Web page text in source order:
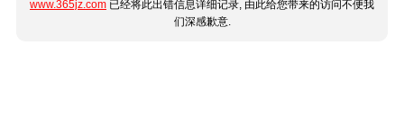
www.365jz.com 已经将此出错信息详细记录, 由此给您带来的访问不便我
们深感歉意.